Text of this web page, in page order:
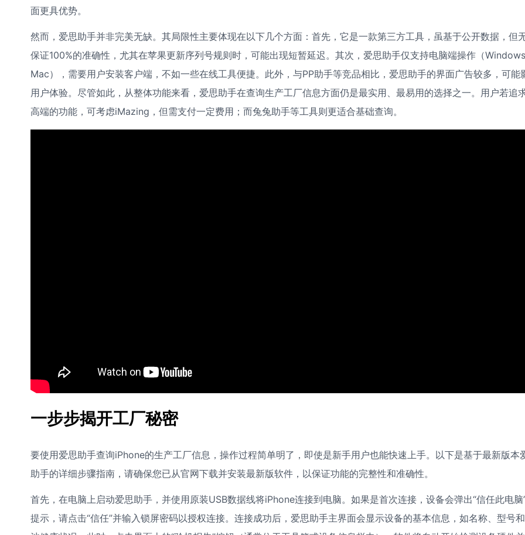
面更具优势。
然而，爱思助手并非完美无缺。其局限性主要体现在以下几个方面：首先，它是一款第三方工具，虽基于公开数据，但
保证100%的准确性，尤其在苹果更新序列号规则时，可能出现短暂延迟。其次，爱思助手仅支持电脑端操作（
Mac），需要用户安装客户端，不如一些在线工具便捷。此外，与PP助手等竞品相比，爱思助手的界面广告较多，可能
用户体验。尽管如此，从整体功能来看，爱思助手在查询生产工厂信息方面仍是最实用、最易用的选择之一。用户若追
高端的功能，可考虑iMazing，但需支付一定费用；而兔兔助手等工具则更适合基础查询。
一步步揭开工厂秘密
要使用爱思助手查询iPhone的生产工厂信息，操作过程简单明了，即使是新手用户也能快速上手。以下是基于最新版本
助手的详细步骤指南，请确保您已从官网下载并安装最新版软件，以保证功能的完整性和准确性。
首先，在电脑上启动爱思助手，并使用原装USB数据线将iPhone连接到电脑。如果是首次连接，设备会弹出“信任此电脑
提示，请点击“信任”并输入锁屏密码以授权连接。连接成功后，爱思助手主界面会显示设备的基本信息，如名称、型号